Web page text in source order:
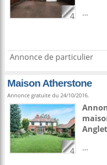
4
...
Annonce de particulier
Maison Atherstone
Annonce gratuite du 24/10/2016.
4
...